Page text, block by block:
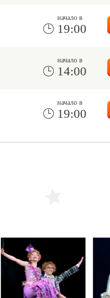
начало в
19:00
начало в
14:00
начало в
19:00